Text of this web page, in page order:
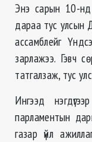
Энэ сарын 10-нд
дараа тус улсын
ассамблейг
зарлажээ. Гэвч
татгалзаж, тус
Ингээд
парламентын
газар үйл